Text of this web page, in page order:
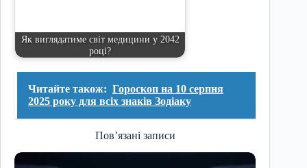
Як виглядатиме світ медицини у 2042
році?
Читайте також: Гороскоп на 10 серпня
2025 року для всіх знаків Зодіаку
Пов’язані записи